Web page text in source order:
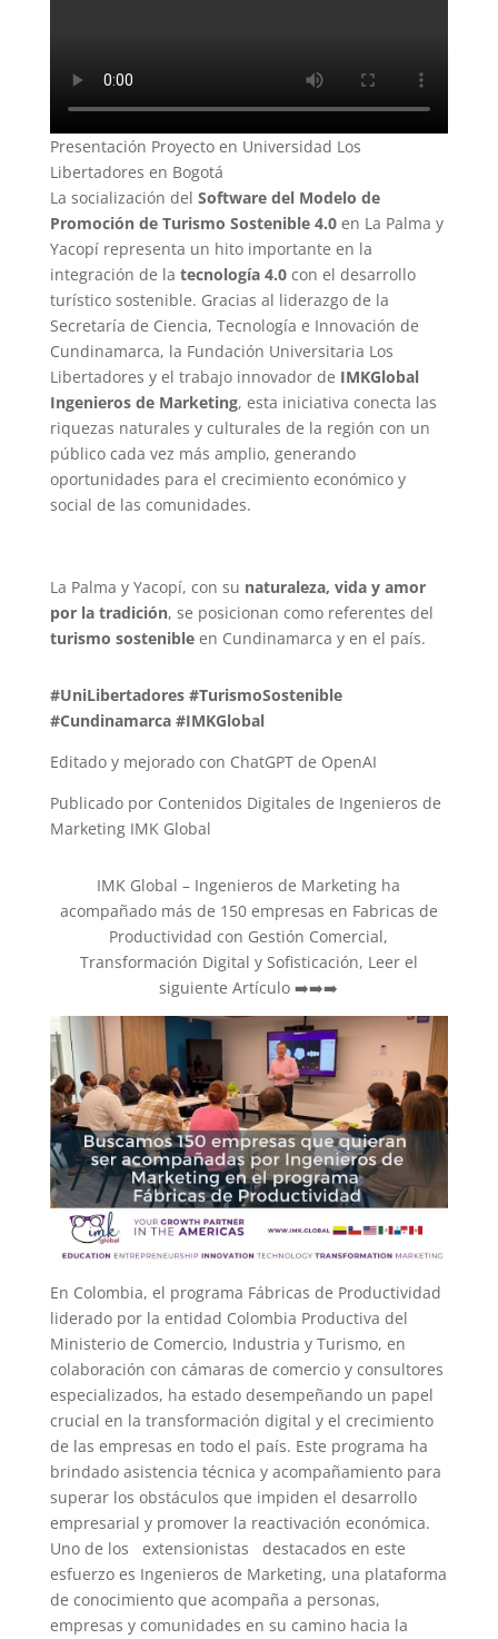
Presentación Proyecto en Universidad Los
Libertadores en Bogotá
La socialización del Software del Modelo de
Promoción de Turismo Sostenible 4.0en La Palma y
Yacopí representa un hito importante en la
integración de la tecnología 4.0con el desarrollo
turístico sostenible. Gracias al liderazgo de la
Secretaría de Ciencia, Tecnología e Innovación de
Cundinamarca, la Fundación Universitaria Los
Libertadores y el trabajo innovador de IMKGlobal
Ingenieros de Marketing, esta iniciativa conecta las
riquezas naturales y culturales de la región con un
público cada vez más amplio, generando
oportunidades para el crecimiento económico y
social de las comunidades.
La Palma y Yacopí, con su naturaleza, vida y amor
por la tradición, se posicionan como referentes del
turismo sostenibleen Cundinamarca y en el país.
#UniLibertadores #TurismoSostenible
#Cundinamarca #IMKGlobal
Editado y mejorado con ChatGPT de OpenAI
Publicado por Contenidos Digitales de Ingenieros de
Marketing IMK Global
IMK Global – Ingenieros de Marketing ha
acompañado más de 150 empresas en Fabricas de
Productividad con Gestión Comercial,
Transformación Digital y Sofisticación, Leer el
siguiente Artículo ➡️➡️➡️
En Colombia, el programa Fábricas de Productividad
liderado por la entidad Colombia Productiva del
Ministerio de Comercio, Industria y Turismo, en
colaboración con cámaras de comercio y consultores
especializados, ha estado desempeñando un papel
crucial en la transformación digital y el crecimiento
de las empresas en todo el país. Este programa ha
brindado asistencia técnica y acompañamiento para
superar los obstáculos que impiden el desarrollo
empresarial y promover la reactivación económica.
Uno de los extensionistas destacados en este
esfuerzo es Ingenieros de Marketing, una plataforma
de conocimiento que acompaña a personas,
empresas y comunidades en su camino hacia la